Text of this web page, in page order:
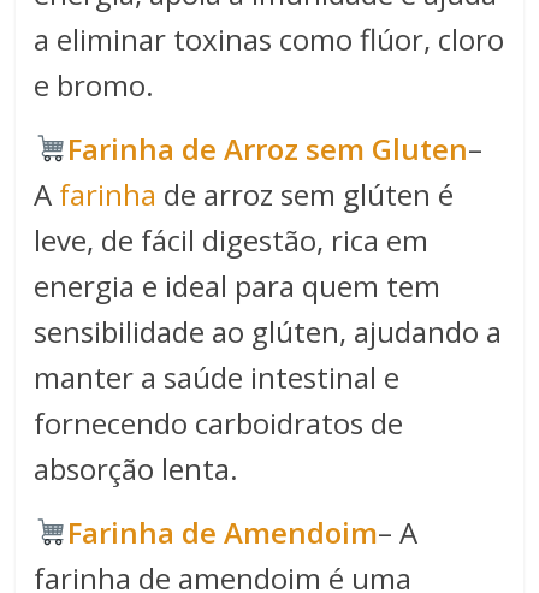
a eliminar toxinas como flúor, cloro
e bromo.
Farinha de Arroz sem Gluten–
A farinha de arroz sem glúten é
leve, de fácil digestão, rica em
energia e ideal para quem tem
sensibilidade ao glúten, ajudando a
manter a saúde intestinal e
fornecendo carboidratos de
absorção lenta.
Farinha de Amendoim– A
farinha de amendoim é uma